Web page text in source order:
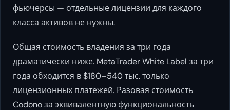
фьючерсы — отдельные лицензии для каждого
класса активов не нужны.
Общая стоимость владения за три года
драматически ниже. MetaTrader White Label за три
года обходится в $180–540 тыс. только
лицензионных платежей. Разовая стоимость
Codono за эквивалентную функциональность